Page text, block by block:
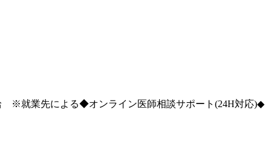
※就業先による◆オンライン医師相談サポート(24H対応)◆